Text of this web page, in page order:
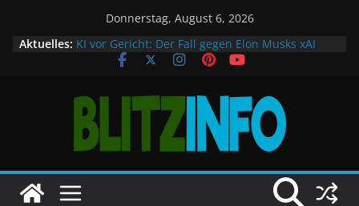
Inhalt
Donnerstag, August 6, 2026
Aktuelles: KI vor Gericht: Der Fall gegen Elon Musks xAI
E‑Auto-Förderung 2026: Fließen deutsche
Trotz Trump: Forschende retten Klimaportal
Freibad, Keime und der eigene Beitrag zur
Hygiene
Deutschlands Schuldenberg wächst auf
Rekordhöhe